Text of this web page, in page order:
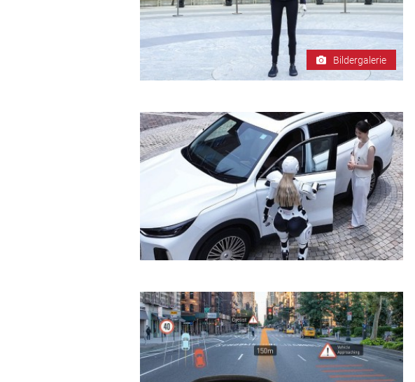
Bildergalerie